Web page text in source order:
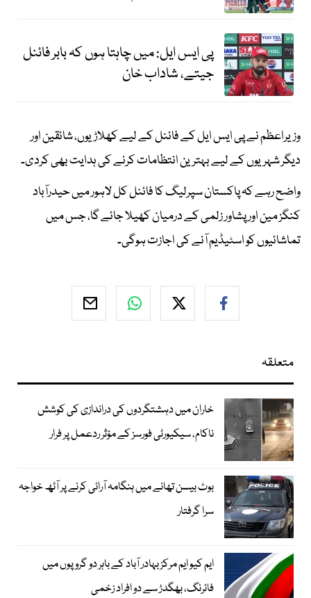
پی ایس ایل: میں چاہتا ہوں کہ بابر فائنل
جیتے، شاداب خان
وزیراعظم نے پی ایس ایل کے فائنل کے لیے کھلاڑیوں، شائقین اور
دیگر شہریوں کے لیے بہترین انتظامات کرنے کی ہدایت بھی کردی۔
واضح رہے کہ پاکستان سپرلیگ کا فائنل کل لاہور میں حیدرآباد
کنگز مین اور پشاور زلمی کے درمیان کھیلا جائے گا، جس میں
تماشائیوں کو اسٹیڈیم آنے کی اجازت ہوگی۔
متعلقہ
خاران میں دہشتگردوں کی دراندازی کی کوشش
ناکام، سیکیورٹی فورسز کے مؤثر ردعمل پر فرار
بوٹ بیسن تھانے میں ہنگامہ آرائی کرنے پر آٹھ خواجہ
سرا گرفتار
ایم کیو ایم مرکز بہادر آباد کے باہر دو گروپوں میں
فائرنگ، بھگدڑ سے دو افراد زخمی